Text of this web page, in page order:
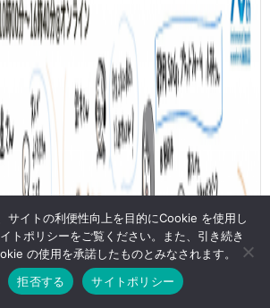
サイトの利便性向上を目的にCookie を使用し
トポリシーをご覧ください。また、引き続き
の使用を承諾したものとみなされます。
拒否する サイトポリシー